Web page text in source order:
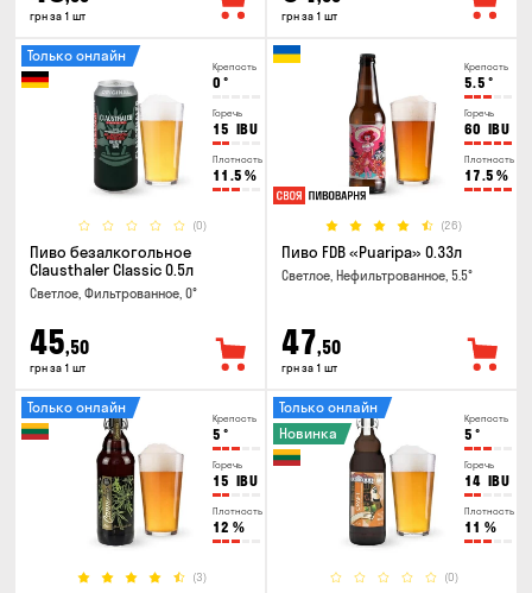
грн за 1 шт грн за 1 шт
Крепость
0 °
Горечь
15 IBU
Плотность
11.5 %
(0)
Только онлайн
Пиво безалкогольное
Clausthaler Classic 0.5л
Светлое, Фильтрованное, 0°
45,50
грн за 1 шт
Крепость
5.5 °
Горечь
60 IBU
Плотность
17.5 %
(26)
Пиво FDB «Puaripa» 0.33л
Светлое, Нефильтрованное, 5.5°
47,50
грн за 1 шт
Крепость
5 °
Горечь
15 IBU
Плотность
12 %
(3)
Только онлайн
Крепость
5 °
Горечь
14 IBU
Плотность
11 %
(0)
Только онлайн
Новинка